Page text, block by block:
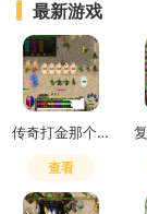
最新游戏
传奇打金那个服好
查看